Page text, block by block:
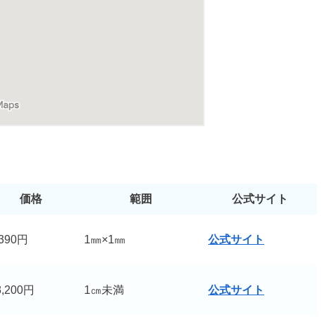
約できない噂や新生児への効果も
価格 範囲 公式サイト
円 1㎜×1㎜ 公式サイト
円 1㎝未満 公式サイト